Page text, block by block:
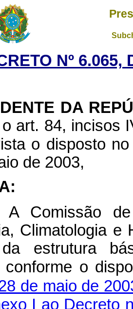
Nº 6.065,
DA
o art. 84, incisos
o disposto
de 2003,
Comissão de
Climatologia e
da estrutura
conforme o
de maio de
I ao Decreto